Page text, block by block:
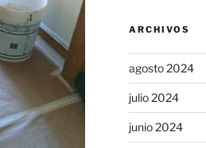
ARCHIVOS
agosto 2024
julio 2024
junio 2024